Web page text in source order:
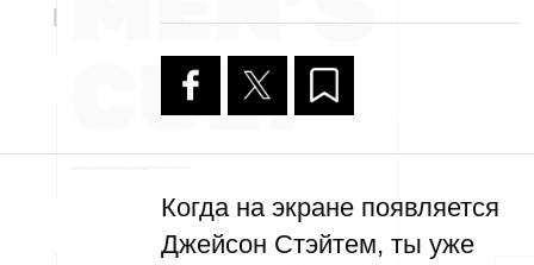
Когда на экране появляется
Джейсон Стэйтем, ты уже